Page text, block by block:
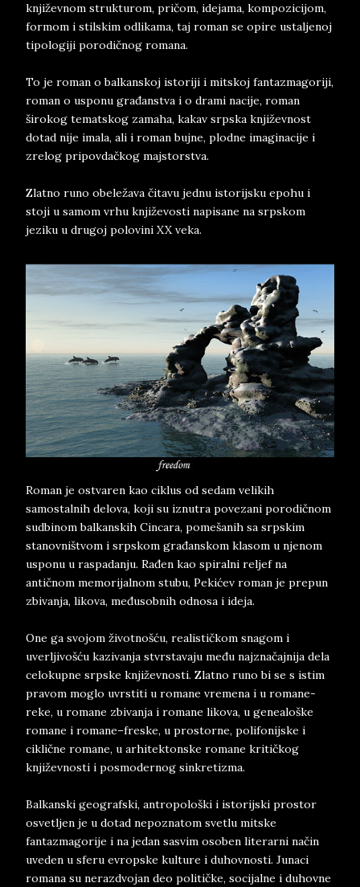
književnom strukturom, pričom, idejama, kompozicijom,
formom i stilskim odlikama, taj roman se opire ustaljenoj
tipologiji porodičnog romana.
To je roman o balkanskoj istoriji i mitskoj fantazmagoriji,
roman o usponu građanstva i o drami nacije, roman
širokog tematskog zamaha, kakav srpska književnost
dotad nije imala, ali i roman bujne, plodne imaginacije i
zrelog pripovdačkog majstorstva.
Zlatno runo obeležava čitavu jednu istorijsku epohu i
stoji u samom vrhu književosti napisane na srpskom
jeziku u drugoj polovini XX veka.
Roman je ostvaren kao ciklus od sedam velikih
samostalnih delova, koji su iznutra povezani porodičnom
sudbinom balkanskih Cincara, pomešanih sa srpskim
stanovništvom i srpskom građanskom klasom u njenom
usponu u raspadanju. Rađen kao spiralni reljef na
antičnom memorijalnom stubu, Pekićev roman je prepun
zbivanja, likova, međusobnih odnosa i ideja.
One ga svojom životnošću, realističkom snagom i
uverljivošću kazivanja stvrstavaju među najznačajnija dela
celokupne srpske književnosti. Zlatno runo bi se s istim
pravom moglo uvrstiti u romane vremena i u romane-
reke, u romane zbivanja i romane likova, u genealoške
romane i romane–freske, u prostorne, polifonijske i
ciklične romane, u arhitektonske romane kritičkog
književnosti i posmodernog sinkretizma.
Balkanski geografski, antropološki i istorijski prostor
osvetljen je u dotad nepoznatom svetlu mitske
fantazmagorije i na jedan sasvim osoben literarni način
uveden u sferu evropske kulture i duhovnosti. Junaci
romana su nerazdvojan deo političke, socijalne i duhovne